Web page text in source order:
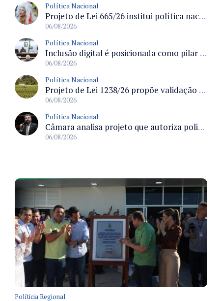
Política Nacional
Projeto de Lei 665/26 institui política nacional para prevenção ao transfeminicídio e prevê medidas de proteção e reparação
06/08/2026
Política Nacional
Inclusão digital é posicionada como pilar essencial da reurbanização de favelas e periferias
06/08/2026
Política Nacional
Projeto de Lei 1238/26 propõe validação automática do Cadastro Ambiental Rural para imóveis de até quatro módulos fiscais
06/08/2026
Política Nacional
Câmara analisa projeto que autoriza policiais civis embarcarem armados em aeronaves civis mediante regras
06/08/2026
Políticia Regional